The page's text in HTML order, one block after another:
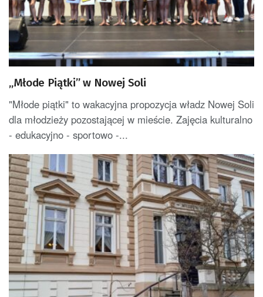
„Młode Piątki” w Nowej Soli
"Młode piątki" to wakacyjna propozycja władz Nowej Soli
dla młodzieży pozostającej w mieście. Zajęcia kulturalno
- edukacyjno - sportowo -...